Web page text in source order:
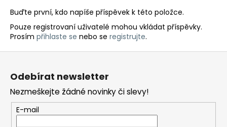
Buďte první, kdo napíše příspěvek k této položce.
Pouze registrovaní uživatelé mohou vkládat příspěvky.
Prosím přihlaste se nebo se registrujte.
Odebírat newsletter
Nezmeškejte žádné novinky či slevy!
E-mail